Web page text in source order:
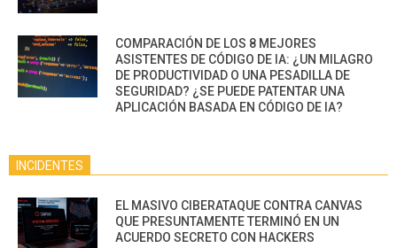
COMPARACIÓN DE LOS 8 MEJORES
ASISTENTES DE CÓDIGO DE IA: ¿UN MILAGRO
DE PRODUCTIVIDAD O UNA PESADILLA DE
SEGURIDAD? ¿SE PUEDE PATENTAR UNA
APLICACIÓN BASADA EN CÓDIGO DE IA?
INCIDENTES
EL MASIVO CIBERATAQUE CONTRA CANVAS
QUE PRESUNTAMENTE TERMINÓ EN UN
ACUERDO SECRETO CON HACKERS